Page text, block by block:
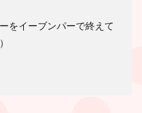
をイーブンパーで終えて